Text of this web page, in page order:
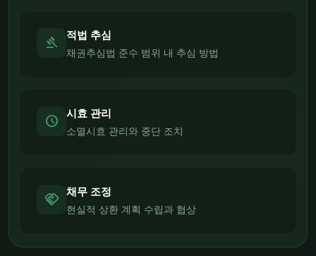
gavel 적법 추심
채권추심법 준수 범위 내 추심 방법
schedule 시효 관리
소멸시효 관리와 중단 조치
handshake 채무 조정
현실적 상환 계획 수립과 협상